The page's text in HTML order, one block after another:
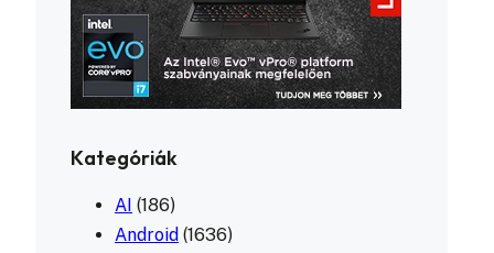
Kategóriák
AI (186)
Android (1636)